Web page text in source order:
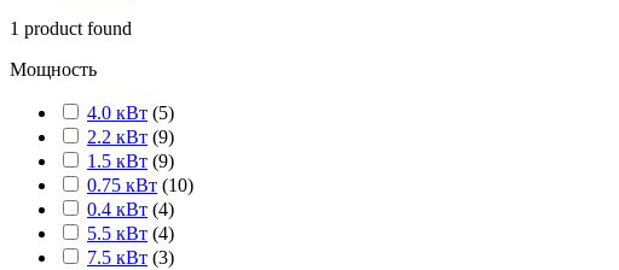
1 product found
Мощность
4.0 кВт (5)
2.2 кВт (9)
1.5 кВт (9)
0.75 кВт (10)
0.4 кВт (4)
5.5 кВт (4)
7.5 кВт (3)